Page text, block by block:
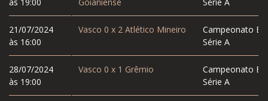
às 19:00
21/07/2024
às 16:00
28/07/2024
às 19:00
Goianiense
Série A
Vasco 0 x 2Atlético Mineiro
Campeonato
Série A
Vasco 0 x 1 Grêmio
Campeonato
Série A